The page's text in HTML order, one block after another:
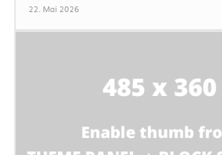
22. Mai 2026